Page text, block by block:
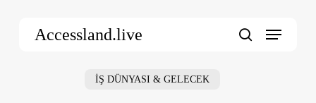
Accessland.live Menu
İŞ DÜNYASI & GELECEK